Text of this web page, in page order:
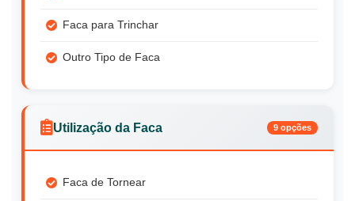
Faca para Trinchar
Outro Tipo de Faca
Utilização da Faca 9 opções
Faca de Tornear